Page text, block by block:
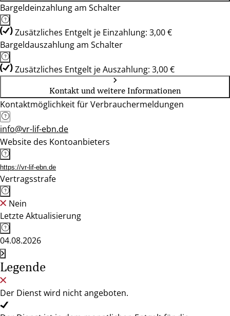
Bargeldeinzahlung am Schalter
Zusätzliches Entgelt je Einzahlung: 3,00 €
Bargeldauszahlung am Schalter
Zusätzliches Entgelt je Auszahlung: 3,00 €
Kontakt und weitere Informationen
Kontaktmöglichkeit für Verbrauchermeldungen
info@vr-lif-ebn.de
Website des Kontoanbieters
https://vr-lif-ebn.de
Vertragsstrafe
Nein
Letzte Aktualisierung
04.08.2026
Legende
Der Dienst wird nicht angeboten.